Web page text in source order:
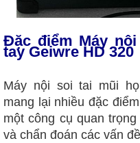
Đặc điểm Máy
tay Geiwre HD 320
Máy nội soi tai mũi
mang lại nhiều đặc
một công cụ quan
và chẩn đoán các vấn